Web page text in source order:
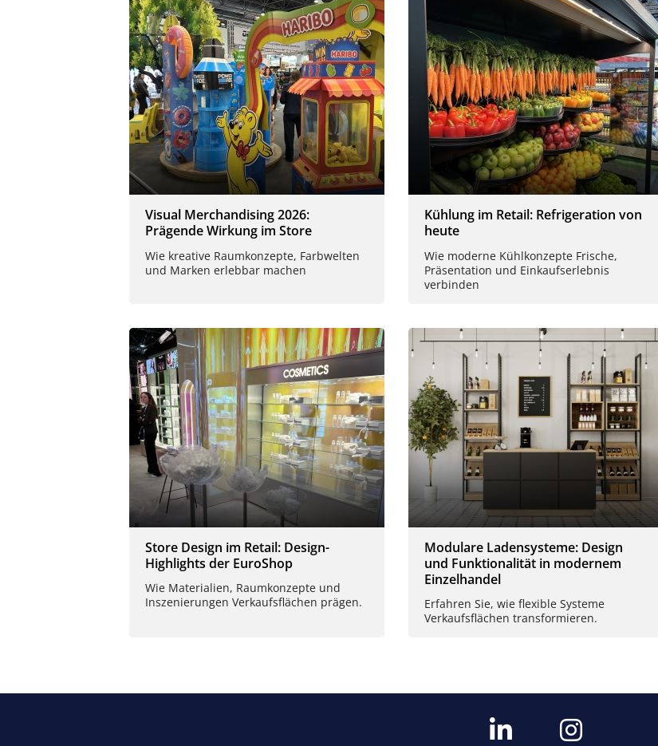
Visual Merchandising 2026:
Prägende Wirkung im Store
Wie kreative Raumkonzepte, Farbwelten
und Marken erlebbar machen
Kühlung im Retail: Refrigeration von
heute
Wie moderne Kühlkonzepte Frische,
Präsentation und Einkaufserlebnis
verbinden
Store Design im Retail: Design-
Highlights der EuroShop
Wie Materialien, Raumkonzepte und
Inszenierungen Verkaufsflächen prägen.
Modulare Ladensysteme: Design
und Funktionalität in modernem
Einzelhandel
Erfahren Sie, wie flexible Systeme
Verkaufsflächen transformieren.